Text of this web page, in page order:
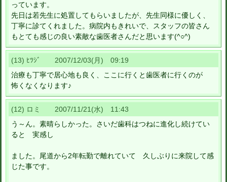
っています。
先日は若先生に処置してもらいましたが、先生同様に優しく、
丁寧に診てくれました。病院内もきれいで、スタッフの皆さん
もとても感じの良い素敵な歯医者さんだと思います(^○^)
(13) ﾋﾂｼﾞ 2007/12/03(月) 09:19
治療も丁寧で居心地も良く、ここに行くと歯医者に行くのが
怖くなくなります♪
(12) ロミ 2007/11/21(水) 11:43
う～ん。素晴らしかった。さいだ歯科はつねに進化し続けてい
ると 実感し
ました。尾道から2年転勤で離れていて 久しぶりに来院して感
じた事です。